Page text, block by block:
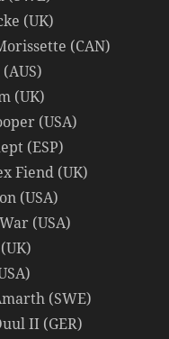
(UK)
(CAN)
(UK)
(USA)
(ESP)
Fiend (UK)
(USA)
(USA)
(SWE)
II (GER)